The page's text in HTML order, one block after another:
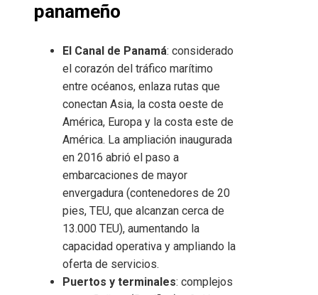
panameño
El Canal de Panamá: considerado
el corazón del tráfico marítimo
entre océanos, enlaza rutas que
conectan Asia, la costa oeste de
América, Europa y la costa este de
América. La ampliación inaugurada
en 2016 abrió el paso a
embarcaciones de mayor
envergadura (contenedores de 20
pies, TEU, que alcanzan cerca de
13.000 TEU), aumentando la
capacidad operativa y ampliando la
oferta de servicios.
Puertos y terminales: complejos